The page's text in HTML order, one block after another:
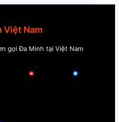
Việt Nam
gọi Đa Minh tại Việt Nam